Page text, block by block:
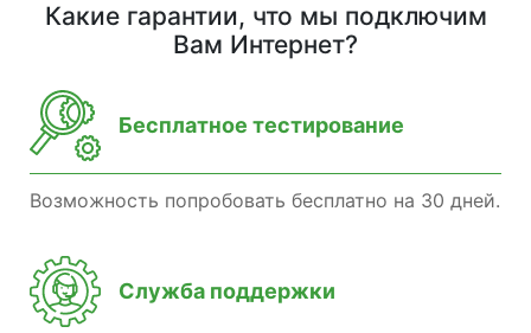
Какие гарантии, что мы подключим
Вам Интернет?
Бесплатное тестирование
Возможность попробовать бесплатно на 30 дней.
Служба поддержки